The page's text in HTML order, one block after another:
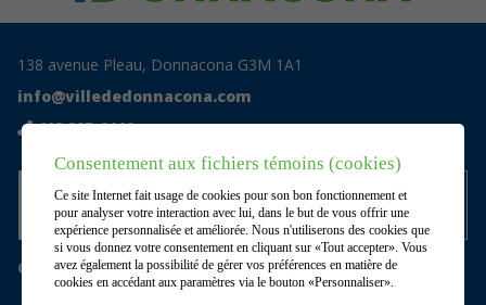
Consentement aux fichiers témoins (cookies)
Ce site Internet fait usage de cookies pour son bon fonctionnement et
pour analyser votre interaction avec lui, dans le but de vous offrir une
expérience personnalisée et améliorée. Nous n'utiliserons des cookies que
si vous donnez votre consentement en cliquant sur «Tout accepter». Vous
avez également la possibilité de gérer vos préférences en matière de
cookies en accédant aux paramètres via le bouton «Personnaliser».
138 avenue Pleau, Donnacona G3M 1A1
info@villededonnacona.com
418 285-0110
Accédez au centre documentaire
privé
Gérer mes témoins (cookies)